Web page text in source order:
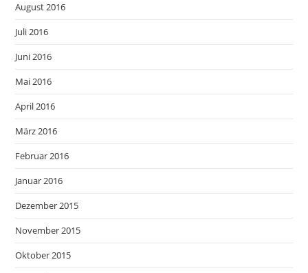
August 2016
Juli 2016
Juni 2016
Mai 2016
April 2016
März 2016
Februar 2016
Januar 2016
Dezember 2015
November 2015
Oktober 2015